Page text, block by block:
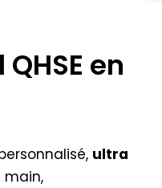
en
ultra